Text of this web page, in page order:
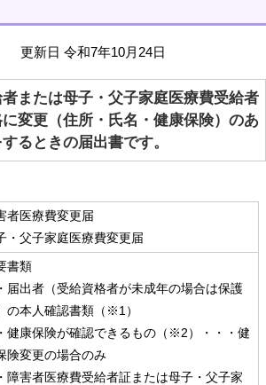
更新日 令和7年10月24日
または母子・父子家庭医療費受給者
変更（住所・氏名・健康保険）のあ
るときの届出書です。
者医療費変更届
・父子家庭医療費変更届
書類
出者（受給資格者が未成年の場合は保護
の本人確認書類（※1）
健康保険が確認できるもの（※2）・・・健
険変更の場合のみ
害者医療費受給者証または母子・父子家